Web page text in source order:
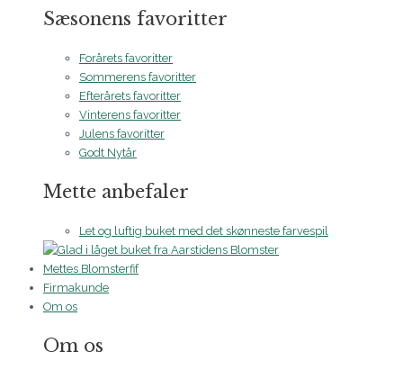
Sæsonens favoritter
Forårets favoritter
Sommerens favoritter
Efterårets favoritter
Vinterens favoritter
Julens favoritter
Godt Nytår
Mette anbefaler
Let og luftig buket med det skønneste farvespil
Mettes Blomsterfif
Firmakunde
Om os
Om os